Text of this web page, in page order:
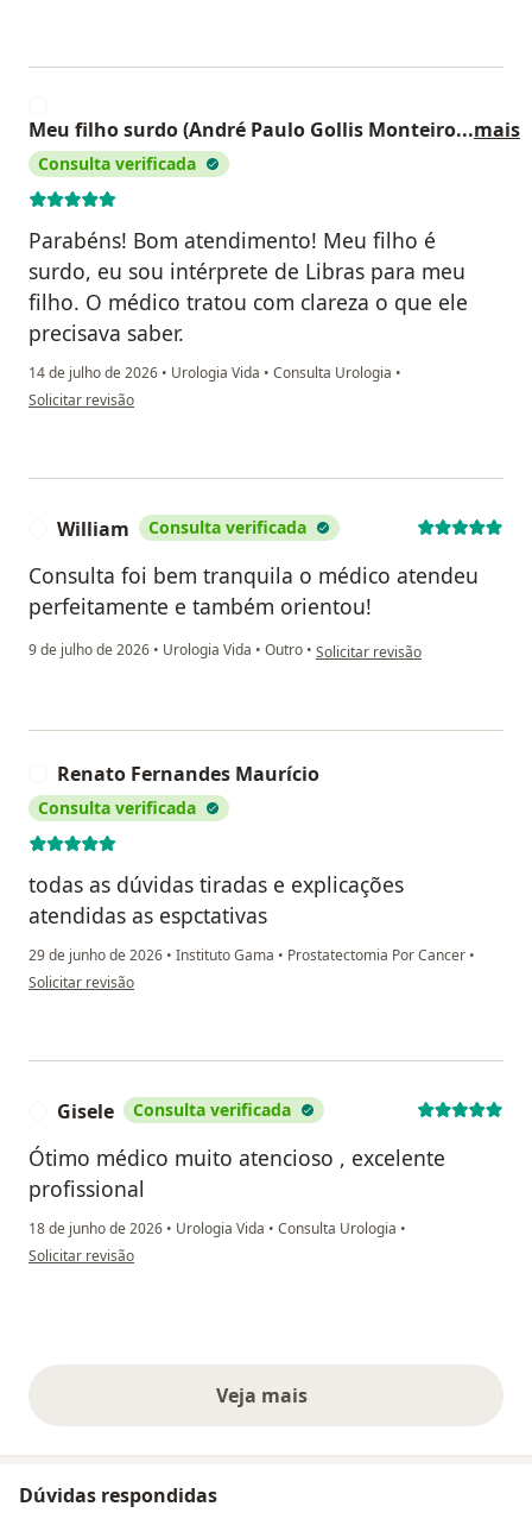
Meu filho surdo (André Paulo Gollis Monteiro...mais
Consulta verificada
Parabéns! Bom atendimento! Meu filho é
surdo, eu sou intérprete de Libras para meu
filho. O médico tratou com clareza o que ele
precisava saber.
14 de julho de 2026 • Urologia Vida • Consulta Urologia •
na opinião do utilizador Meu filho surdo (André Paulo Gollis Monteiro). Sou
Solicitar revisão
William Consulta verificada
Consulta foi bem tranquila o médico atendeu
perfeitamente e também orientou!
9 de julho de 2026 • Urologia Vida • Outro • na opinião do utilizador William
Solicitar revisão
Renato Fernandes Maurício
Consulta verificada
todas as dúvidas tiradas e explicações
atendidas as espctativas
29 de junho de 2026 • Instituto Gama • Prostatectomia Por Cancer •
na opinião do utilizador Renato Fernandes Maurício
Solicitar revisão
Gisele Consulta verificada
Ótimo médico muito atencioso , excelente
profissional
18 de junho de 2026 • Urologia Vida • Consulta Urologia •
na opinião do utilizador Gisele
Solicitar revisão
Veja maisopiniões acima
Dúvidas respondidas